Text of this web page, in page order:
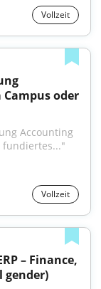
Vollzeit
Campus oder
Accounting
fundiertes..."
Vollzeit
gender)